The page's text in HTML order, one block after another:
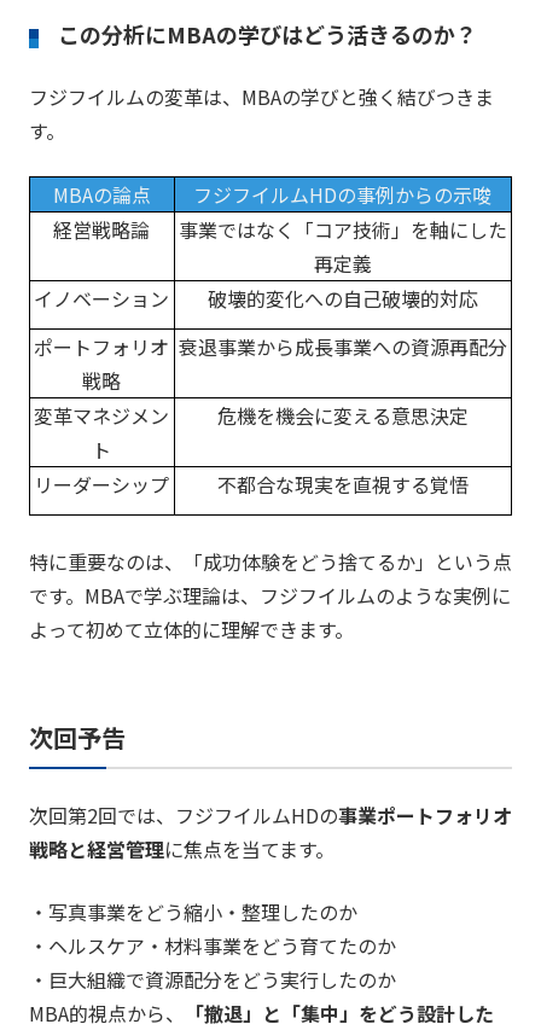
この分析にMBAの学びはどう活きるのか？
フジフイルムの変革は、MBAの学びと強く結びつきま
す。
MBAの論点
フジフイルムHDの事例からの示唆
経営戦略論
事業ではなく「コア技術」を軸にした
再定義
イノベーション
破壊的変化への自己破壊的対応
ポートフォリオ
戦略
衰退事業から成長事業への資源再配分
変革マネジメン
ト
危機を機会に変える意思決定
リーダーシップ 不都合な現実を直視する覚悟
特に重要なのは、「成功体験をどう捨てるか」という点
です。MBAで学ぶ理論は、フジフイルムのような実例に
よって初めて立体的に理解できます。
次回予告
次回第2回では、フジフイルムHDの事業ポートフォリオ
戦略と経営管理に焦点を当てます。
・写真事業をどう縮小・整理したのか
・ヘルスケア・材料事業をどう育てたのか
・巨大組織で資源配分をどう実行したのか
MBA的視点から、
「撤退」と「集中」をどう設計した